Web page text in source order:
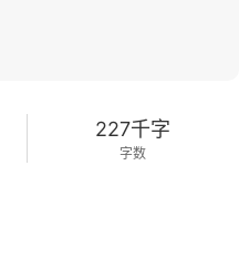
227千字
字数